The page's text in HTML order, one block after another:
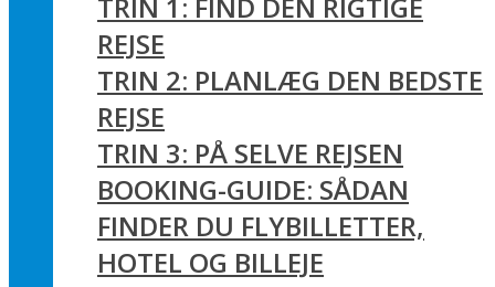
TRIN 1: FIND DEN RIGTIGE
REJSE
TRIN 2: PLANLÆG DEN BEDSTE
REJSE
TRIN 3: PÅ SELVE REJSEN
BOOKING-GUIDE: SÅDAN
FINDER DU FLYBILLETTER,
HOTEL OG BILLEJE